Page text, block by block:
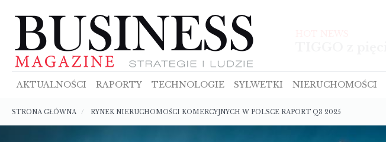
AKTUALNOŚCI RAPORTY TECHNOLOGIE SYLWETKI NIERUCHOMOŚCI
Ścieżka
nawigacyjna
STRONA GŁÓWNA RYNEK NIERUCHOMOŚCI KOMERCYJNYCH W POLSCE RAPORT Q3 2025